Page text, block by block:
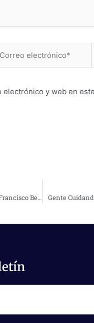
electrónico y web en
Padres de familia del colegio Juan Francisco Berbeo protestaron por falta de rutas escolares Gente